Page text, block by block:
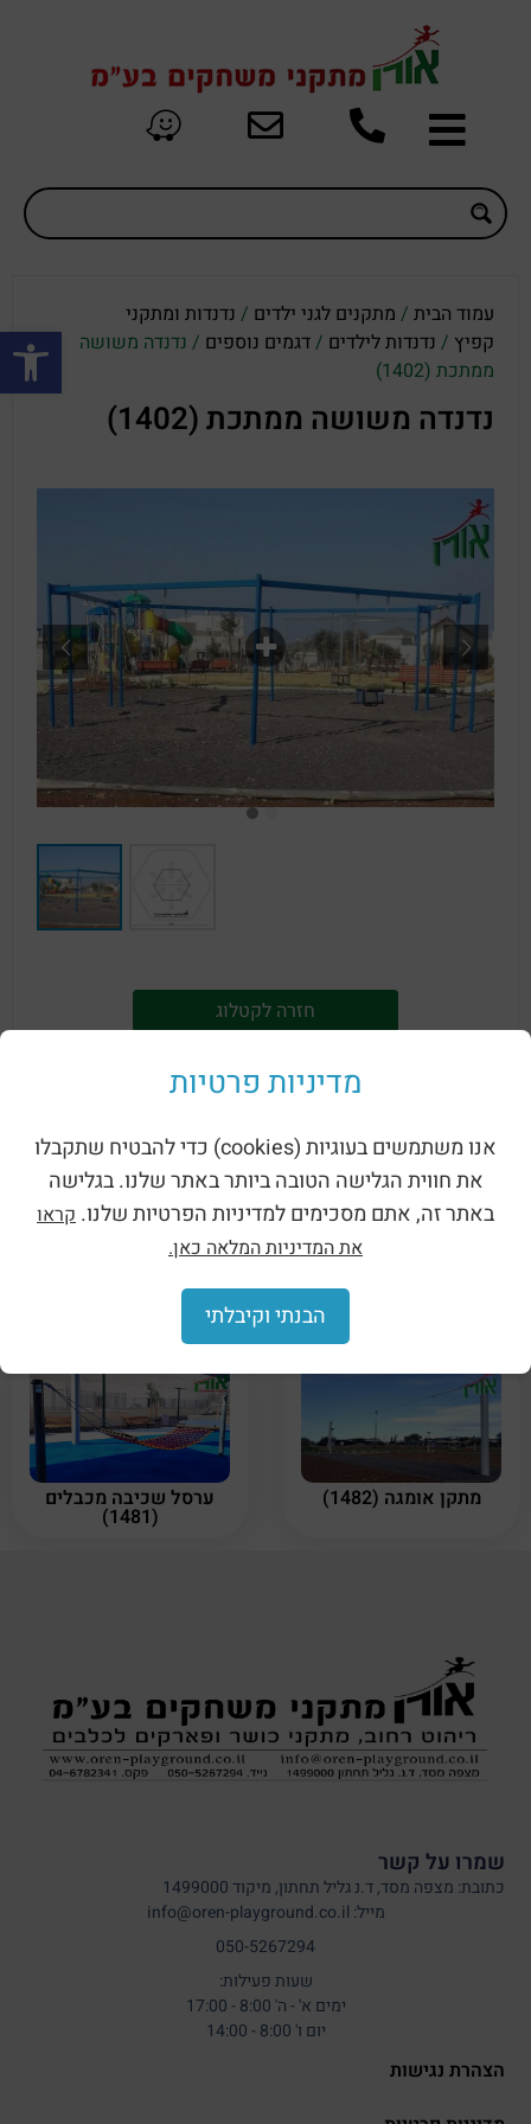
פתח
עמוד הבית / מתקנים לגני ילדים / נדנדות ומתקני
קפיץ / נדנדות לילדים /דגמים נוספים / נדנדה משושה
ממתכת (1402)
נדנדה משושה ממתכת (1402)
חזרה לקטלוג
מתקן אומגה (1482) ערסל שכיבה מכבלים
(1481)
שמרו על קשר
כתובת: מצפה מסד, ד.נ גליל תחתון, מיקוד 1499000
מייל: info@oren-playground.co.il
050-5267294
שעות פעילות:
ימים א' - ה' 8:00 - 17:00
יום ו' 8:00 - 14:00
הצהרת נגישות
מדיניות פרטיות
אנו משתמשים בעוגיות (cookies) כדי להבטיח שתקבלו
את חווית הגלישה הטובה ביותר באתר שלנו. בגלישה
באתר זה, אתם מסכימים למדיניות הפרטיות שלנו. קראו
את המדיניות המלאה כאן.
הבנתי וקיבלתי